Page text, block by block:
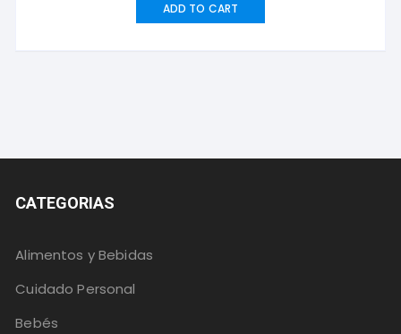
ADD TO CART
CATEGORIAS
Alimentos y Bebidas
Cuidado Personal
Bebés